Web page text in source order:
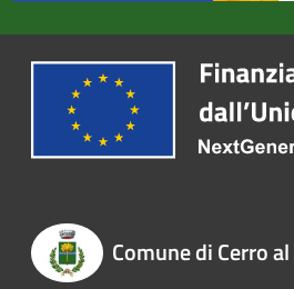
Comune di Cerro